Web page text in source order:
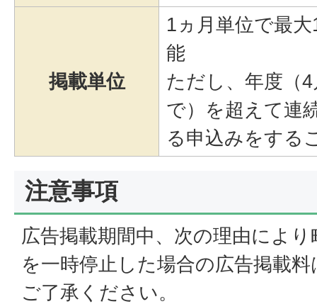
掲載単位
1ヵ月単位で最
能
ただし、年度（
で）を超えて連
る申込みをする
注意事項
広告掲載期間中、次の理由によ
を一時停止した場合の広告掲載
ご了承ください。